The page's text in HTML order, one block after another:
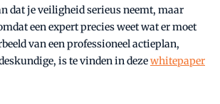
dat je veiligheid serieus neemt, maar
een expert precies weet wat er moet
van een professioneel actieplan,
is te vinden in dezewhitepaper